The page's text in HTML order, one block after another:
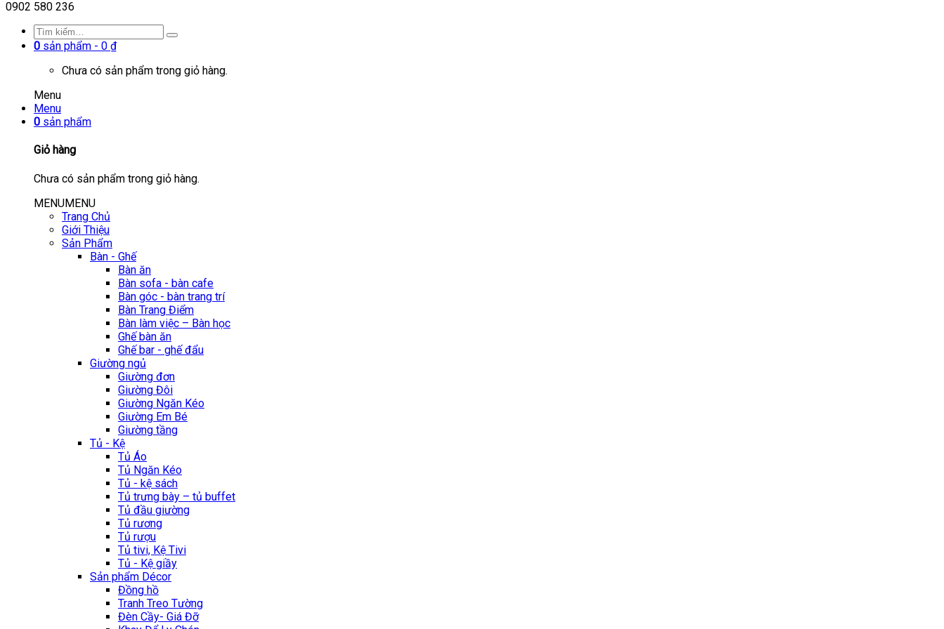
0902 580 236
0 sản phẩm - 0 ₫
Chưa có sản phẩm trong giỏ hàng.
Menu
Menu
0 sản phẩm
Giỏ hàng
Chưa có sản phẩm trong giỏ hàng.
MENUMENU
Trang Chủ
Giới Thiệu
Sản Phẩm
Bàn - Ghế
Bàn ăn
Bàn sofa - bàn cafe
Bàn góc - bàn trang trí
Bàn Trang Điểm
Bàn làm việc – Bàn học
Ghế bàn ăn
Ghế bar - ghế đẩu
Giường ngủ
Giường đơn
Giường Đôi
Giường Ngăn Kéo
Giường Em Bé
Giường tầng
Tủ - Kệ
Tủ Áo
Tủ Ngăn Kéo
Tủ - kệ sách
Tủ trưng bày – tủ buffet
Tủ đầu giường
Tủ rương
Tủ rượu
Tủ tivi, Kệ Tivi
Tủ - Kệ giầy
Sản phẩm Décor
Đồng hồ
Tranh Treo Tường
Đèn Cầy- Giá Đỡ